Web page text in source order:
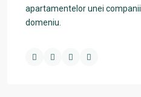
apartamentelor unei
domeniu.